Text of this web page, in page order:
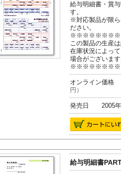
給与明細書・賞
す。
※対応製品が限ら
ださい。
この製品の生産
在庫状況によっ
場合がございま
オンライン価
円）
発売日 2005年
給与明細書